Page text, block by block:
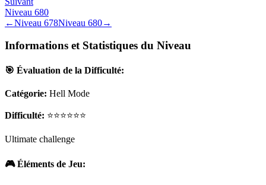
Niveau 680
←Niveau 678Niveau 680→
Informations et Statistiques du Niveau
🎯 Évaluation de la Difficulté:
Catégorie: Hell Mode
Difficulté: ⭐⭐⭐⭐⭐⭐
Ultimate challenge
🎮 Éléments de Jeu: